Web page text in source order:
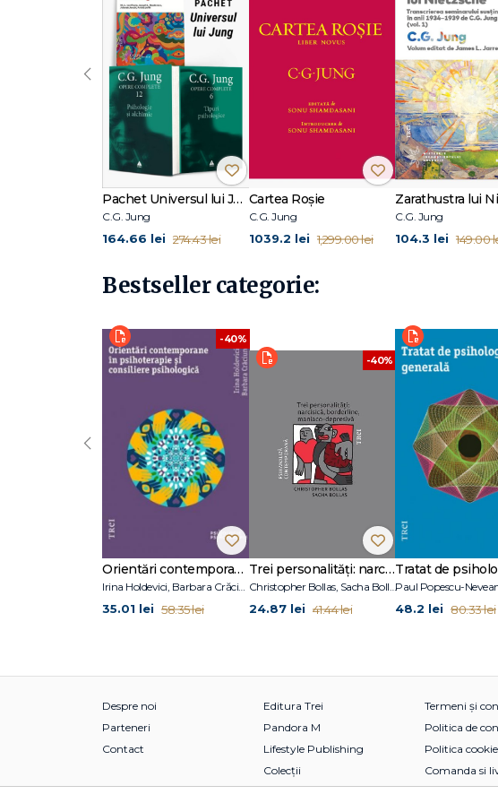
ANEXE
Bibliografie
Indice de nume
Indice de termeni
Pachet Universul lui Jung
C.G. Jung
164.66 lei 274.43 lei
Cartea Roșie
C.G. Jung
1039.2 lei 1,299.00 lei
C.G. Jung
104.3 lei 149.00
‹
Bestseller categorie:
-40%
Orientări contemporane în psihoterapie și consiliere psihologică
Irina Holdevici, Barbara Crăciun
35.01 lei 58.35 lei
-40%
Trei personalități: narcisică, borderline, maniaco-depresivă
Christopher Bollas, Sacha Bollas
24.87 lei 41.44 lei
Paul Popescu-
48.2 lei 80.33 lei
‹
Despre noi
Parteneri
Contact
Editura Trei
Pandora M
Lifestyle Publishing
Colecții
Termeni și
Politica de
Politica
Comanda si